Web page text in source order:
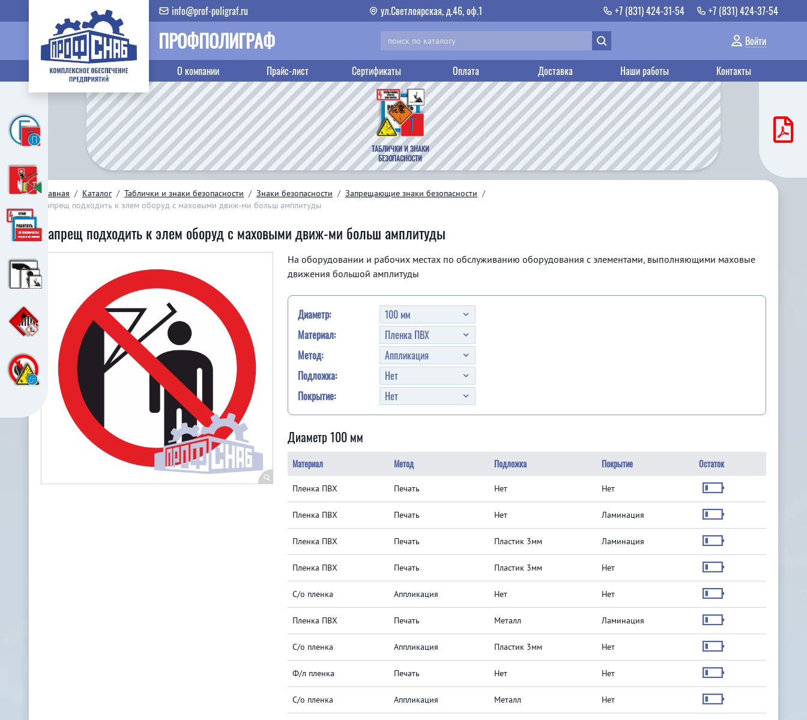
info@prof-poligraf.ru ул.Светлоярская, д.46, оф.1 +7 (831) 424-31-54 +7 (831) 424-37-54
ПРОФПОЛИГРАФ Войти
О компании Прайс-лист Сертификаты Оплата Доставка Наши работы Контакты
ТАБЛИЧКИ И ЗНАКИ
БЕЗОПАСНОСТИ
Главная / Каталог / Таблички и знаки безопасности / Знаки безопасности / Запрещающие знаки безопасности /
Запрещ подходить к элем оборуд с маховыми движ-ми больш амплитуды
Запрещ подходить к элем оборуд с маховыми движ-ми больш амплитуды
На оборудовании и рабочих местах по обслуживанию оборудования с элементами, выполняющими маховые
движения большой амплитуды
Диаметр:
Материал:
Метод:
Подложка:
Покрытие:
Диаметр 100 мм
Материал Метод Подложка Покрытие Остаток
Пленка ПВХ Печать Нет Нет
Пленка ПВХ Печать Нет Ламинация
Пленка ПВХ Печать Пластик 3мм Ламинация
Пленка ПВХ Печать Пластик 3мм Нет
С/о пленка Аппликация Нет Нет
Пленка ПВХ Печать Металл Ламинация
С/о пленка Аппликация Пластик 3мм Нет
Ф/л пленка Печать Нет Нет
С/о пленка Аппликация Металл Нет